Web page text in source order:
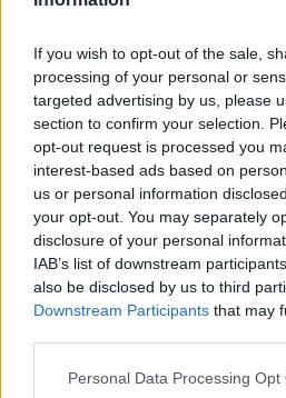
If you wish to opt-out of the sale,
processing of your personal or
targeted advertising by us, please
section to confirm your selection.
opt-out request is processed you
interest-based ads based on
us or personal information
your opt-out. You may separately
disclosure of your personal
IAB’s list of downstream
also be disclosed by us to third
Downstream Participants that may
Personal Data Processing Opt
Neověřeno
0
Neověřený
fotografií. U neověřených profilů